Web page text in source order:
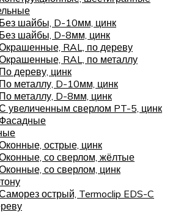
Без шайбы, D-10мм, цинк
Без шайбы, D-8мм, цинк
RAL, по дереву
RAL, по металлу
По дереву, цинк
По металлу, D-10мм, цинк
По металлу, D-8мм, цинк
увеличенным сверлом PT-5, цинк
Фасадные
острые, цинк
со сверлом, жёлтые
со сверлом, цинк
острый, Termoclip EDS-C